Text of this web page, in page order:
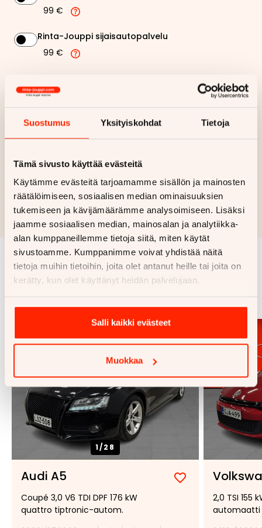
Suostumus Yksityiskohdat Tietoja
Tämä sivusto käyttää evästeitä
Käytämme evästeitä tarjoamamme sisällön ja mainosten
räätälöimiseen, sosiaalisen median ominaisuuksien
tukemiseen ja kävijämäärämme analysoimiseen. Lisäksi
jaamme sosiaalisen median, mainosalan ja analytiikka-
alan kumppaneillemme tietoja siitä, miten käytät
sivustoamme. Kumppanimme voivat yhdistää näitä
tietoja muihin tietoihin, joita olet antanut heille tai joita on
kerätty, kun olet käyttänyt heidän palvelujaan.
Salli kaikki evästeet
Muokkaa
99 €
Rinta-Jouppi sijaisautopalvelu
99 €
Kuukausierä 143,03 €
Hae rahoitustarjous
Rahoituslaskelma on suuntaa antava ja edellyttää hyväksytyn
luottopäätöksen ja kaskovakuutuksen.
Samankaltaisia ajoneuvoja
1/28
Audi A5
Lisää
suosikiksi
Poista
suosikeista
Coupé 3,0 V6 TDI DPF 176 kW
quattro tiptronic-autom.
2,0 TSI 155
automaatti